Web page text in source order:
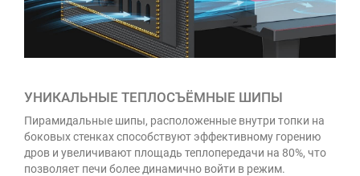
УНИКАЛЬНЫЕ ТЕПЛОСЪЁМНЫЕ ШИПЫ
Пирамидальные шипы, расположенные внутри топки на
боковых стенках способствуют эффективному горению
дров и увеличивают площадь теплопередачи на 80%, что
позволяет печи более динамично войти в режим.